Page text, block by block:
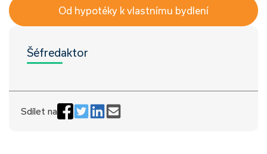
Od hypotéky k vlastnímu bydlení
Šéfredaktor
Sdílet na